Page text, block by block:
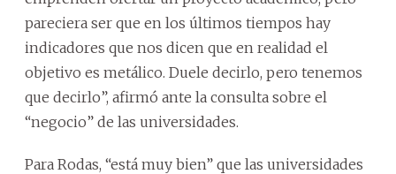
pareciera ser que en los últimos tiempos hay
indicadores que nos dicen que en realidad el
objetivo es metálico. Duele decirlo, pero tenemos
que decirlo”, afirmó ante la consulta sobre el
“negocio” de las universidades.
Para Rodas, “está muy bien” que las universidades